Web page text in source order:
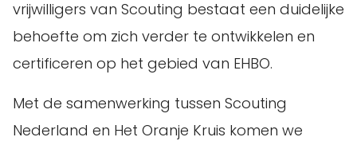
vrijwilligers van Scouting bestaat een duidelijke
behoefte om zich verder te ontwikkelen en
certificeren op het gebied van EHBO.
Met de samenwerking tussen Scouting
Nederland en Het Oranje Kruis komen we